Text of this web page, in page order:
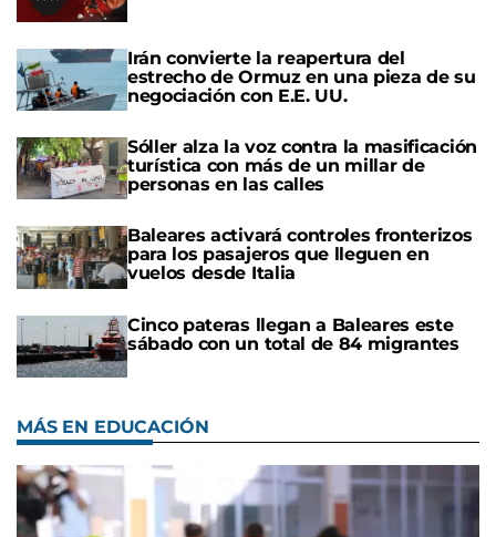
Irán convierte la reapertura del
estrecho de Ormuz en una pieza de su
negociación con E.E. UU.
Sóller alza la voz contra la masificación
turística con más de un millar de
personas en las calles
Baleares activará controles fronterizos
para los pasajeros que lleguen en
vuelos desde Italia
Cinco pateras llegan a Baleares este
sábado con un total de 84 migrantes
MÁS EN EDUCACIÓN